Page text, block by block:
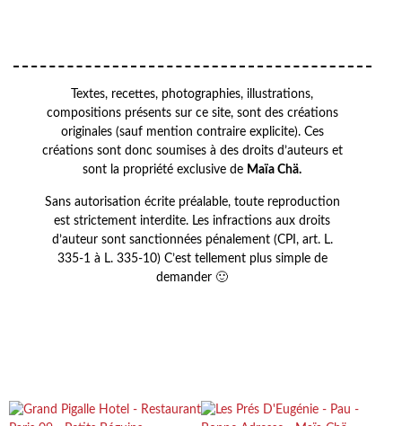
Textes, recettes, photographies, illustrations,
compositions présents sur ce site, sont des créations
originales (sauf mention contraire explicite). Ces
créations sont donc soumises à des droits d’auteurs et
sont la propriété exclusive de Maïa Chä.
Sans autorisation écrite préalable, toute reproduction
est strictement interdite. Les infractions aux droits
d’auteur sont sanctionnées pénalement (CPI, art. L.
335-1 à L. 335-10) C’est tellement plus simple de
demander 🙂